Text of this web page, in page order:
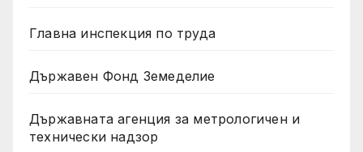
Главна инспекция по труда
Държавен Фонд Земеделие
Държавната агенция за метрологичен и
технически надзор